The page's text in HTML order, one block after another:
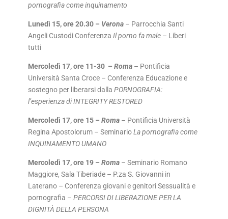
pornografia come inquinamento
Lunedì 15, ore 20.30 – Verona– Parrocchia Santi
Angeli Custodi Conferenza Il porno fa male– Liberi
tutti
Mercoledì 17, ore 11-30 – Roma– Pontificia
Università Santa Croce – Conferenza Educazione e
sostegno per liberarsi dalla PORNOGRAFIA:
l’esperienza di INTEGRITY RESTORED
Mercoledì 17, ore 15 – Roma– Pontificia Università
Regina Apostolorum – SeminarioLa pornografia come
INQUINAMENTO UMANO
Mercoledì 17, ore 19 – Roma– Seminario Romano
Maggiore, Sala Tiberiade – P.za S. Giovanni in
Laterano – Conferenza giovani e genitori Sessualità e
pornografia – PERCORSI DI LIBERAZIONE PER LA
DIGNITÀ DELLA PERSONA